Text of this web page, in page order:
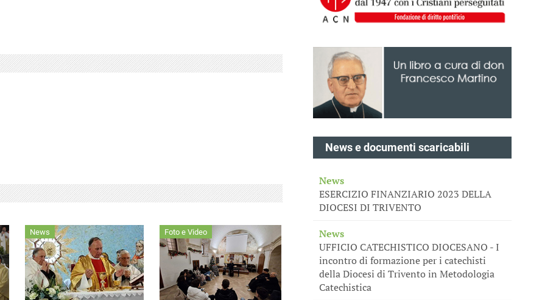
News Foto e Video
News e documenti scaricabili
News
ESERCIZIO FINANZIARIO 2023 DELLA
DIOCESI DI TRIVENTO
News
UFFICIO CATECHISTICO DIOCESANO - I
incontro di formazione per i catechisti
della Diocesi di Trivento in Metodologia
Catechistica